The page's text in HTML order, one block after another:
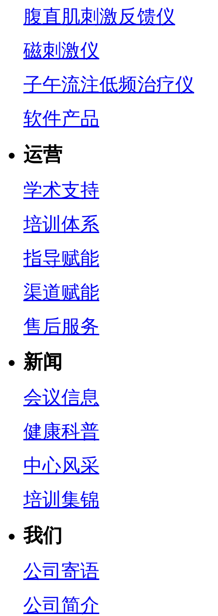
腹直肌刺激反馈仪
磁刺激仪
子午流注低频治疗仪
软件产品
运营
学术支持
培训体系
指导赋能
渠道赋能
售后服务
新闻
会议信息
健康科普
中心风采
培训集锦
我们
公司寄语
公司简介